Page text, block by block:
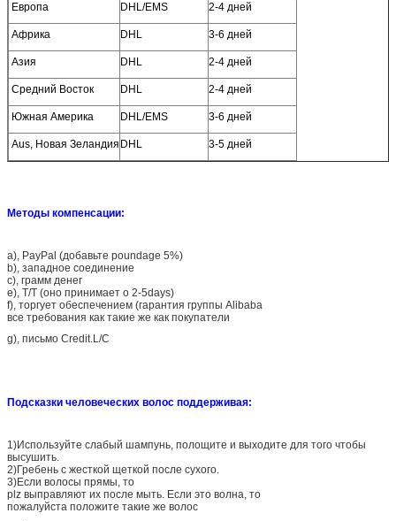
Европа DHL/EMS 2-4 дней
Африка DHL 3-6 дней
Азия DHL 2-4 дней
Средний Восток DHL 2-4 дней
Южная Америка DHL/EMS 3-6 дней
Aus, Новая Зеландия DHL 3-5 дней
Методы компенсации:
a), PayPal (добавьте poundage 5%)
b), западное соединение
c), грамм денег
e), T/T (оно принимает о 2-5days)
f), торгует обеспечением (гарантия группы Alibaba
все требования как такие же как покупатели
g), письмо Credit.L/C
Подсказки человеческих волос поддерживая:
1)Используйте слабый шампунь, полощите и выходите для того чтобы
высушить.
2)Гребень с жесткой щеткой после сухого.
3)Если волосы прямы, то
plz выправляют их после мыть. Если это волна, то
пожалуйста положите такие же волос